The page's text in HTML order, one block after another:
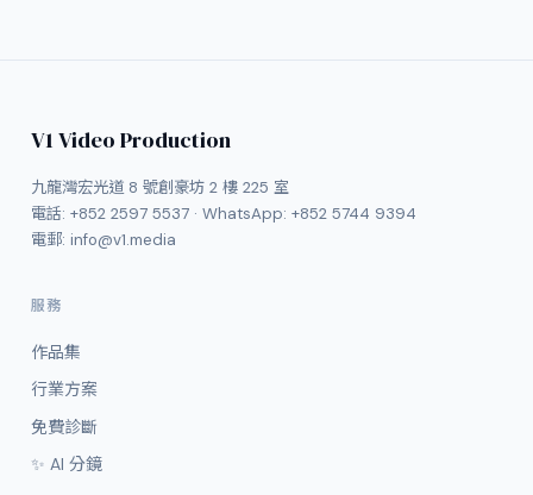
V1 Video Production
九龍灣宏光道 8 號創豪坊 2 樓 225 室
電話: +852 2597 5537· WhatsApp: +852 5744 9394
電郵: info@v1.media
服務
作品集
行業方案
免費診斷
✨ AI 分鏡